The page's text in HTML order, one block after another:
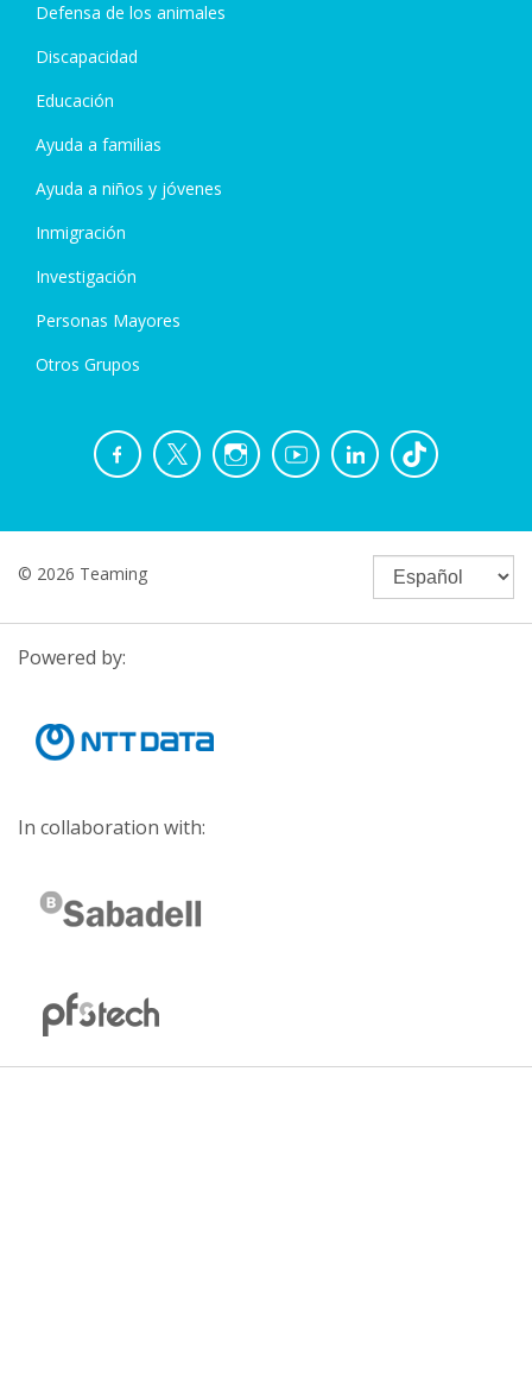
Defensa de los animales
Discapacidad
Educación
Ayuda a familias
Ayuda a niños y jóvenes
Inmigración
Investigación
Personas Mayores
Otros Grupos
© 2026 Teaming
Powered by:
In collaboration with: